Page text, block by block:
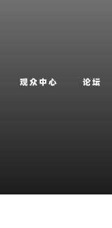
观众中心 论坛